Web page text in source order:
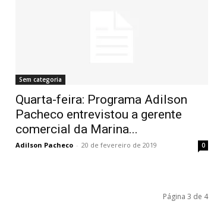
Sem categoria
Quarta-feira: Programa Adilson
Pacheco entrevistou a gerente
comercial da Marina...
Adilson Pacheco - 20 de fevereiro de 2019 0
Página 3 de 4